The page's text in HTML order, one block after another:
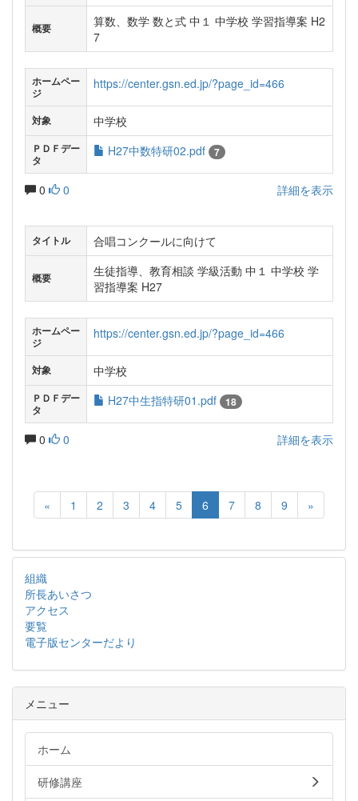
概要
算数、数学 数と式 中１ 中学校 学習指導案 H2
7
ホームペー
ジ
https://center.gsn.ed.jp/?page_id=466
対象 中学校
ＰＤＦデー
タ
H27中数特研02.pdf 7
0 0 詳細を表示
タイトル 合唱コンクールに向けて
概要
生徒指導、教育相談 学級活動 中１ 中学校 学
習指導案 H27
ホームペー
ジ
https://center.gsn.ed.jp/?page_id=466
対象 中学校
ＰＤＦデー
タ
H27中生指特研01.pdf 18
0 0 詳細を表示
« 1 2 3 4 5 6 7 8 9 »
組織
所長あいさつ
アクセス
要覧
電子版センターだより
メニュー
ホーム
研修講座